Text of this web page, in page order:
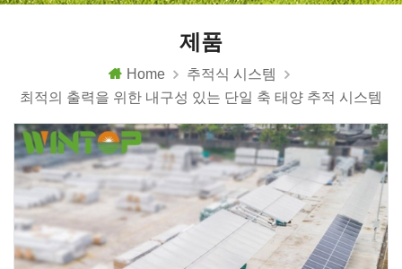
제품
Home
추적식 시스템
최적의 출력을 위한 내구성 있는 단일 축 태양 추적 시스템